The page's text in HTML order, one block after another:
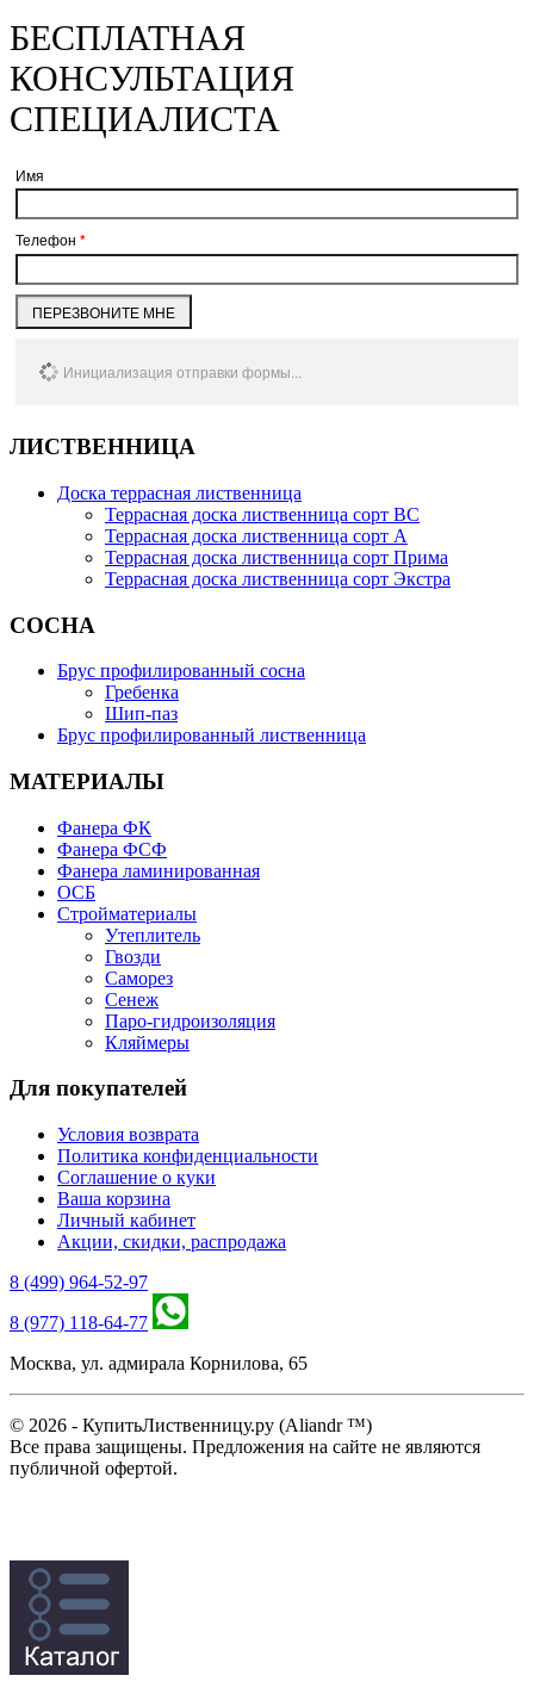
БЕСПЛАТНАЯ
КОНСУЛЬТАЦИЯ
СПЕЦИАЛИСТА
Имя
Телефон *
ПЕРЕЗВОНИТЕ МНЕ
Инициализация отправки формы...
ЛИСТВЕННИЦА
Доска террасная лиственница
Террасная доска лиственница сорт BC
Террасная доска лиственница сорт А
Террасная доска лиственница сорт Прима
Террасная доска лиственница сорт Экстра
СОСНА
Брус профилированный сосна
Гребенка
Шип-паз
Брус профилированный лиственница
МАТЕРИАЛЫ
Фанера ФК
Фанера ФСФ
Фанера ламинированная
ОСБ
Стройматериалы
Утеплитель
Гвозди
Саморез
Сенеж
Паро-гидроизоляция
Кляймеры
Для покупателей
Условия возврата
Политика конфиденциальности
Соглашение о куки
Ваша корзина
Личный кабинет
Акции, скидки, распродажа
8 (499) 964-52-97
8 (977) 118-64-77
Москва, ул. адмирала Корнилова, 65
© 2026 - КупитьЛиственницу.ру (Aliandr ™)
Все права защищены. Предложения на сайте не являются
публичной офертой.